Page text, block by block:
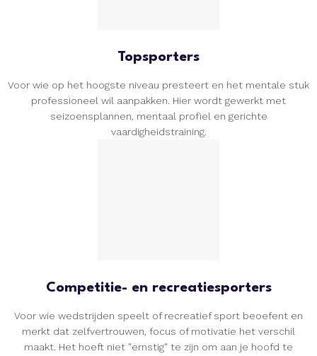
Topsporters
Voor wie op het hoogste niveau presteert en het mentale stuk
professioneel wil aanpakken. Hier wordt gewerkt met
seizoensplannen, mentaal profiel en gerichte
vaardigheidstraining.
Competitie- en recreatiesporters
Voor wie wedstrijden speelt of recreatief sport beoefent en
merkt dat zelfvertrouwen, focus of motivatie het verschil
maakt. Het hoeft niet "ernstig" te zijn om aan je hoofd te